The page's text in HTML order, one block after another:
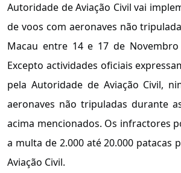
Autoridade de Aviação Civil vai
de voos com aeronaves não
Macau entre 14 e 17 de
Excepto actividades oficiais
pela Autoridade de Aviação Civil,
aeronaves não tripuladas durante
acima mencionados. Os infractores
a multa de 2.000 até 20.000 patacas
Aviação Civil.